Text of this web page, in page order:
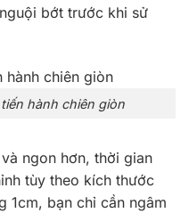
bớt trước khi sử
hành chiên giòn
ngon hơn, thời gian
tùy theo kích thước
1cm, bạn chỉ cần ngâm